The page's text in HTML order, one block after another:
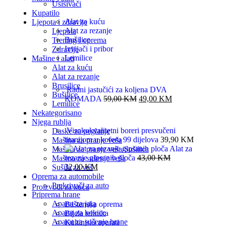
Usisivači
Kupatilo
Ljepota i zdravlje
Ljepota
Trening i oprema
Zdravlje
Mašine i alati
Alat za kuću
Alat za rezanje
Brusilice
Bušilice
Lemilice
Nekategorisano
Njega rublja
Daske za peglanje
Mašina za pranje veša
Mašina za pranje veša/Sušilica
Mašina za sušenje veša
Sušila za veš
Oprema za automobile
Prekrivači za auto
Priprema hrane
Aparat za jaja
Aparat za kokice
Aparat za sušenje hrane
Alat za kuću
Alat za rezanje
Bušilice
Izvijači i pribor
Lemilice
Radni jastučići za koljena DVA
KOMADA 59,00KM 49,00 KM
Visokokvalitetni boreri presvučeni
titanijom u koferu 99 dijelova 39,90 KM
Alat za
rezanje gipsanih ploča 43,00KM
32,00KM
Proizvodi za kuću
Baštenska oprema
Bijela tehnika
Kuhinjski aparati